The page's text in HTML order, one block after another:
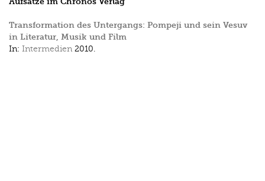
Transformation des Untergangs: Pompeji und sein Vesuv
in Literatur, Musik und Film
In: Intermedien 2010.